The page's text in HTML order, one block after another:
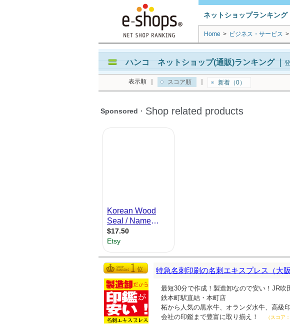
ネットショップランキング
Home > ビジネス・サービス >
ハンコ ネットショップ(通販)ランキング｜
表示順 スコア順 新着（0）
特急名刺印刷の名刺エキスプレス（大阪
最短30分で作成！製造卸なので安い！JR
鉄本町駅直結・本町店
柘から人気の黒水牛、オランダ水牛、高級
会社の印鑑まで豊富に取り揃え！
（スコア